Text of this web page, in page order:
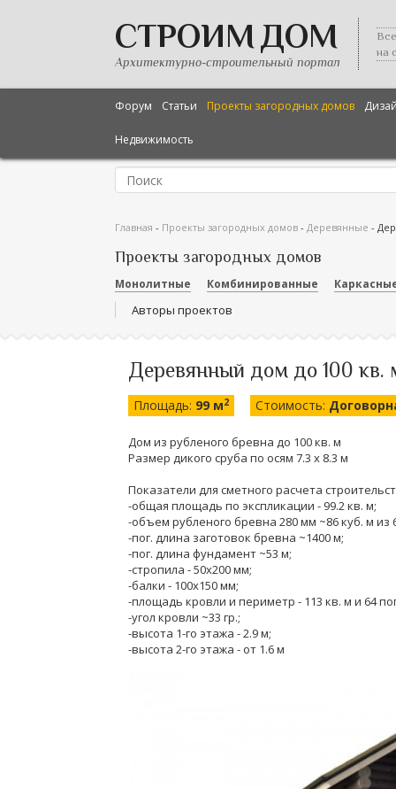
СТРОИМ ДОМ
Архитектурно-строительный портал
на
Форум Статьи Проекты загородных домов
Недвижимость
Главная - Проекты загородных домов - Деревянные -
Проекты загородных домов
Монолитные Комбинированные
Авторы проектов
Деревянный дом до 100 кв.
Площадь: 99 м2 Стоимость:
Дом из рубленого бревна до 100 кв. м
Размер дикого сруба по осям 7.3 х 8.3 м
Показатели для сметного расчета
-общая площадь по экспликации - 99.2 кв. м;
-объем рубленого бревна 280 мм ~86 куб. м из
-пог. длина заготовок бревна ~1400 м;
-пог. длина фундамент ~53 м;
-стропила - 50х200 мм;
-балки - 100х150 мм;
-площадь кровли и периметр - 113 кв. м и 64
-угол кровли ~33 гр.;
-высота 1-го этажа - 2.9 м;
-высота 2-го этажа - от 1.6 м